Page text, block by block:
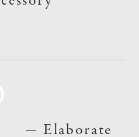
Elaborate